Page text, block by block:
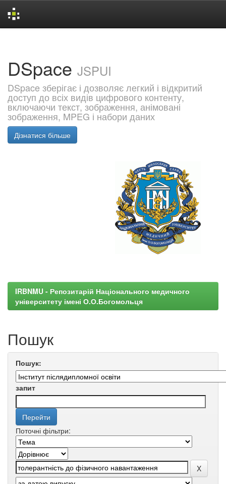
DSpace JSPUI
DSpace зберігає і дозволяє легкий і відкритий
доступ до всіх видів цифрового контенту,
включаючи текст, зображення, анімовані
зображення, MPEG і набори даних
Дізнатися більше
IRBNMU - Репозитарій Національного медичного
університету імені О.О.Богомольця
Пошук
Пошук:
запит
Поточні фільтри: